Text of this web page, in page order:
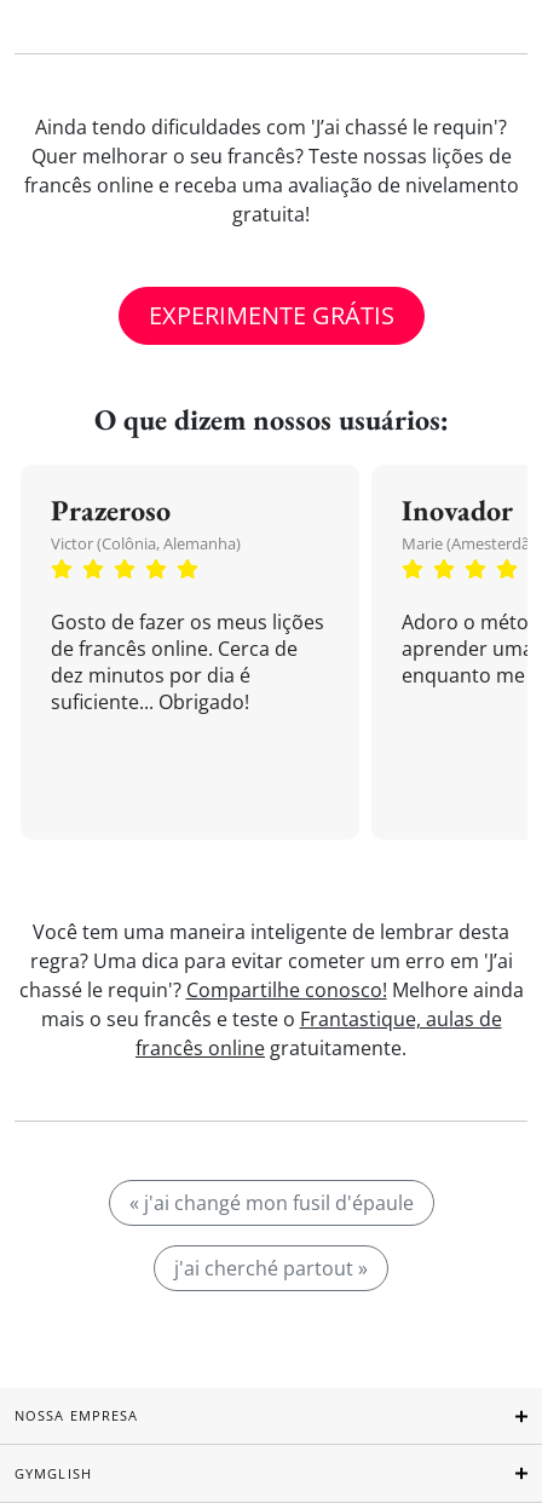
Ainda tendo dificuldades com 'J’ai chassé le requin'?
Quer melhorar o seu francês? Teste nossas lições de
francês online e receba uma avaliação de nivelamento
gratuita!
EXPERIMENTE GRÁTIS
O que dizem nossos usuários:
Prazeroso
Victor (Colônia, Alemanha)
Gosto de fazer os meus lições
de francês online. Cerca de
dez minutos por dia é
suficiente... Obrigado!
Inovador
Marie
Adoro o
aprender uma
enquanto me
Você tem uma maneira inteligente de lembrar desta
regra? Uma dica para evitar cometer um erro em 'J’ai
chassé le requin'? Compartilhe conosco! Melhore ainda
mais o seu francês e teste o Frantastique, aulas de
francês online gratuitamente.
« j'ai changé mon fusil d'épaule
j'ai cherché partout »
NOSSA EMPRESA
GYMGLISH